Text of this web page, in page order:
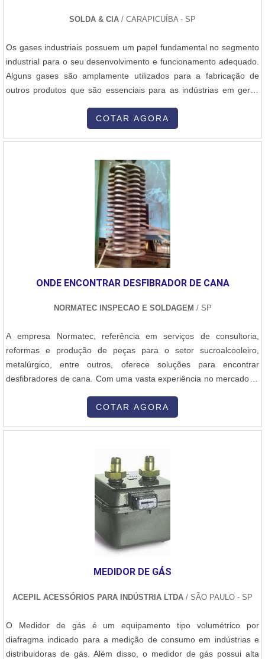
e equipamentos para solda e brasagem. O foco é oferecer o que
variedades em maçaricos e equipamentos para soldagem e
brasagem com ótima qualidade e assertividade.Apresentando
produtos de alto padrão, a empresa conta com profissionais
conquistando então a confiança de todos. A Sanne Metals é uma
empresa que tem sido apontada de forma positiva no mercado
pela idoneidade em tudo que faz, garantindo uma entrega de
excelência de ponta a ponta..
SOLDA & CIA / CARAPICUÍBA - SP
Os gases industriais possuem um papel fundamental no segmento
industrial para o seu desenvolvimento e funcionamento adequado.
Alguns gases são amplamente utilizados para a fabricação de
outros produtos que são essenciais para as indústrias em geral.
proporcionam alta eficiência onde quer que sejam aplicados em
COTAR AGORA
ONDE ENCONTRAR DESFIBRADOR DE CANA
NORMATEC INSPECAO E SOLDAGEM / SP
A empresa Normatec, referência em serviços de consultoria,
reformas e produção de peças para o setor sucroalcooleiro,
metalúrgico, entre outros, oferece soluções para encontrar
desfibradores de cana. Com uma vasta experiência no mercado, a
indicar onde encontrar desfibradores de cana de alta qualidade.Os
facilitando assim a extração do suco. Portanto, é fundamental
contar com desfibradores eficientes e duráveis.A Normatec possui
um amplo catálogo de produtos e serviços voltados para o setor
sucroalcooleiro, incluindo desfibradores de cana. Além disso, a
empresa oferece consultoria especializada para auxiliar na escolha
do equipamento mais adequado às necessidades de cada
cliente.Para encontrar desfibradores de cana, basta entrar em
técnica da empresa irá fornecer todas as informações necessárias
e indicar os melhores fabricantes e modelos disponíveis no
COTAR AGORA
MEDIDOR DE GÁS
ACEPIL ACESSÓRIOS PARA INDÚSTRIA LTDA / SÃO PAULO - SP
O Medidor de gás é um equipamento tipo volumétrico por
diafragma indicado para a medição de consumo em indústrias e
distribuidoras de gás. Além disso, o medidor de gás possui alta